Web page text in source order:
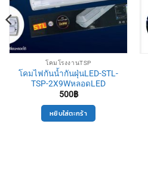
โคมโรงงานTSP
โคมไฟกันน้ำกันฝุ่นLED-STL-
TSP-2X9WหลอดLED
500฿
หยิบใส่ตะกร้า